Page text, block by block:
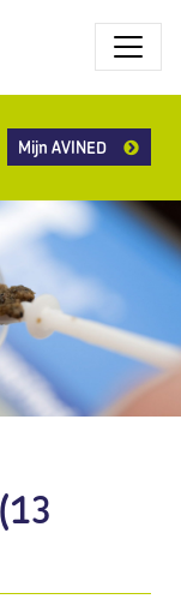
Mijn AVINED